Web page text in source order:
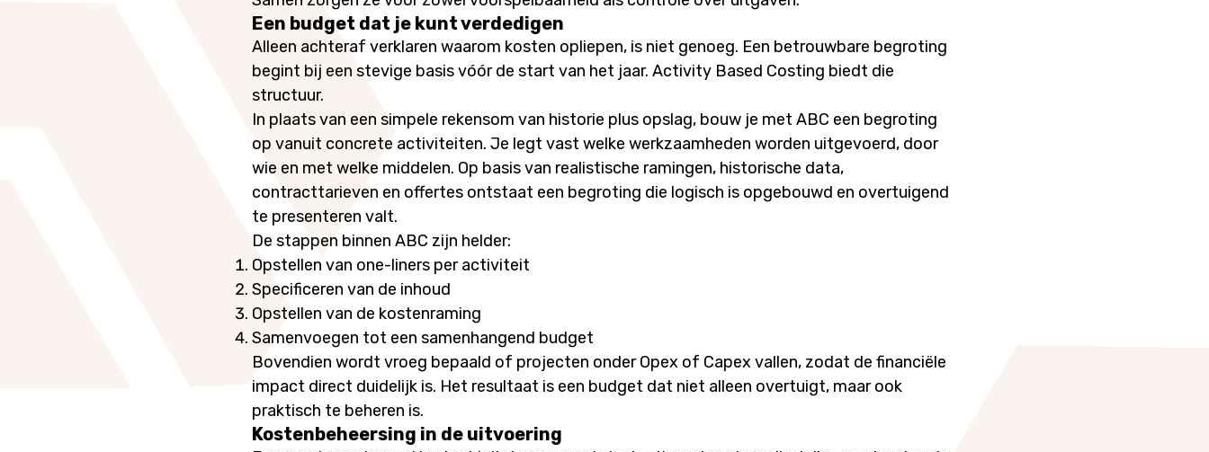
Een budget dat je kunt verdedigen
Alleen achteraf verklaren waarom kosten opliepen, is niet genoeg. Een betrouwbare begroting
begint bij een stevige basis vóór de start van het jaar. Activity Based Costing biedt die
structuur.
In plaats van een simpele rekensom van historie plus opslag, bouw je met ABC een begroting
op vanuit concrete activiteiten. Je legt vast welke werkzaamheden worden uitgevoerd, door
wie en met welke middelen. Op basis van realistische ramingen, historische data,
contracttarieven en offertes ontstaat een begroting die logisch is opgebouwd en overtuigend
te presenteren valt.
De stappen binnen ABC zijn helder:
Opstellen van one-liners per activiteit
Specificeren van de inhoud
Opstellen van de kostenraming
Samenvoegen tot een samenhangend budget
Bovendien wordt vroeg bepaald of projecten onder Opex of Capex vallen, zodat de financiële
impact direct duidelijk is. Het resultaat is een budget dat niet alleen overtuigt, maar ook
praktisch te beheren is.
Kostenbeheersing in de uitvoering